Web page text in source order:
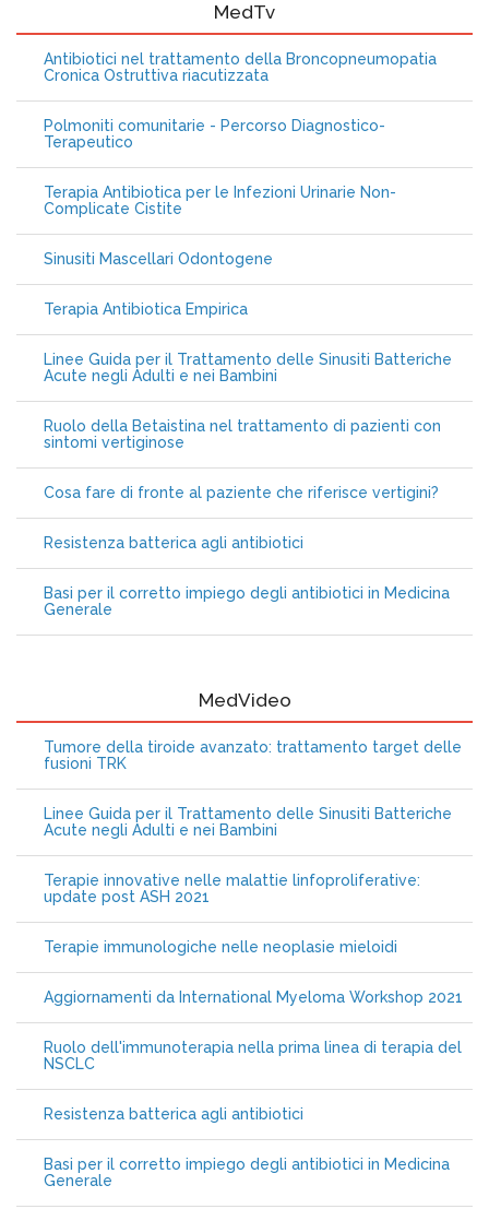
MedTv
Antibiotici nel trattamento della Broncopneumopatia
Cronica Ostruttiva riacutizzata
Polmoniti comunitarie - Percorso Diagnostico-
Terapeutico
Terapia Antibiotica per le Infezioni Urinarie Non-
Complicate Cistite
Sinusiti Mascellari Odontogene
Terapia Antibiotica Empirica
Linee Guida per il Trattamento delle Sinusiti Batteriche
Acute negli Adulti e nei Bambini
Ruolo della Betaistina nel trattamento di pazienti con
sintomi vertiginose
Cosa fare di fronte al paziente che riferisce vertigini?
Resistenza batterica agli antibiotici
Basi per il corretto impiego degli antibiotici in Medicina
Generale
MedVideo
Tumore della tiroide avanzato: trattamento target delle
fusioni TRK
Linee Guida per il Trattamento delle Sinusiti Batteriche
Acute negli Adulti e nei Bambini
Terapie innovative nelle malattie linfoproliferative:
update post ASH 2021
Terapie immunologiche nelle neoplasie mieloidi
Aggiornamenti da International Myeloma Workshop 2021
Ruolo dell'immunoterapia nella prima linea di terapia del
NSCLC
Resistenza batterica agli antibiotici
Basi per il corretto impiego degli antibiotici in Medicina
Generale